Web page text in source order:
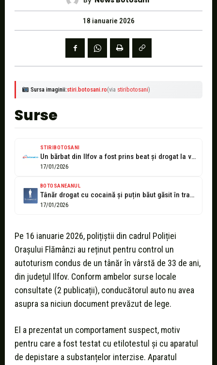
18 ianuarie 2026
Sursa imaginii:stiri.botosani.ro(via stiribotosani)
Surse
STIRIBOTOSANI
Un bărbat din Ilfov a fost prins beat și drogat la volan...
17/01/2026
BOTOSANEANUL
Tânăr drogat cu cocaină și puțin băut găsit în trafic, dosar penal...
17/01/2026
Pe 16 ianuarie 2026, polițiștii din cadrul Poliției
Orașului Flămânzi au reținut pentru control un
autoturism condus de un tânăr în vârstă de 33 de ani,
din județul Ilfov. Conform ambelor surse locale
consultate (2 publicații), conducătorul auto nu avea
asupra sa niciun document prevăzut de lege.
El a prezentat un comportament suspect, motiv
pentru care a fost testat cu etilotestul și cu aparatul
de depistare a substanțelor interzise. Aparatul